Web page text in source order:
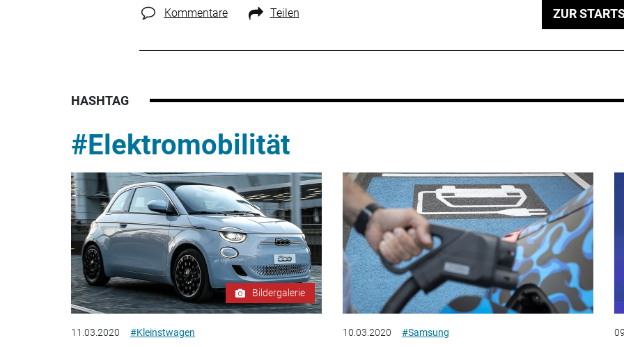
Kommentare Teilen ZUR
HASHTAG
#Elektromobilität
Bildergalerie
11.03.2020 #Kleinstwagen 10.03.2020 #Samsung